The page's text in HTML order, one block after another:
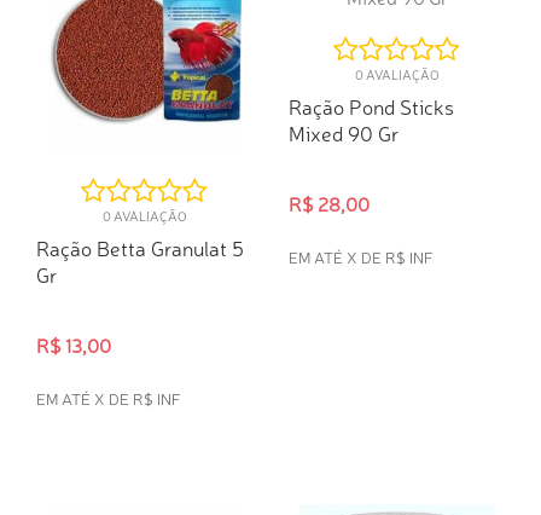
0 AVALIAÇÃO
Ração Betta Granulat 5
Gr
R$ 13,00
EM ATÉ X DE R$ INF
0 AVALIAÇÃO
Ração Pond Sticks
Mixed 90 Gr
R$ 28,00
EM ATÉ X DE R$ INF